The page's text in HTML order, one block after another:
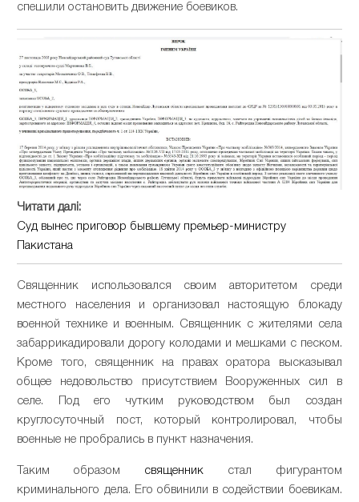
спешили остановить движение боевиков.
Читати далі:
Суд вынес приговор бывшему премьер-министру
Пакистана
Священник использовался своим авторитетом среди
местного населения и организовал настоящую блокаду
военной технике и военным. Священник с жителями села
забаррикадировали дорогу колодами и мешками с песком.
Кроме того, священник на правах оратора высказывал
общее недовольство присутствием Вооруженных сил в
селе. Под его чутким руководством был создан
круглосуточный пост, который контролировал, чтобы
военные не пробрались в пункт назначения.
Таким образом священник стал фигурантом
криминального дела. Его обвинили в содействии боевикам.